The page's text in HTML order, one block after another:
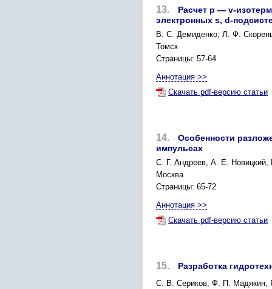
13. Расчет р — v-
электронных s, d-
В. С. Демиденко, Л. Ф.
Томск
Страницы: 57-64
Аннотация >>
Скачать pdf-версию статьи
14.
Особенности
импульсах
С. Г. Андреев, А. Е.
Москва
Страницы: 65-72
Аннотация >>
Скачать pdf-версию статьи
15. Разработка
С. В. Сериков, Ф. П. Мадякин,